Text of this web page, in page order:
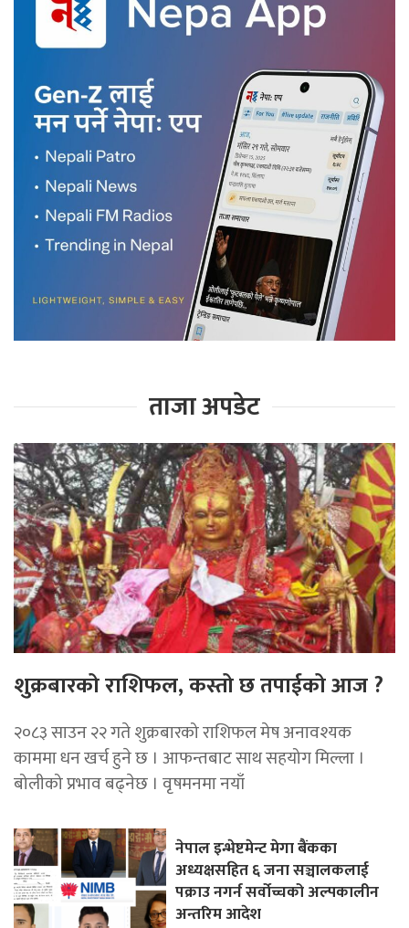
ताजा अपडेट
शुक्रबारको राशिफल, कस्तो छ तपाईको आज ?
२०८३ साउन २२ गते शुक्रबारको राशिफल मेष अनावश्यक
काममा धन खर्च हुने छ । आफन्तबाट साथ सहयोग मिल्ला ।
बोलीको प्रभाव बढ्नेछ । वृषमनमा नयाँ
नेपाल इन्भेष्टमेन्ट मेगा बैंकका
अध्यक्षसहित ६ जना सञ्चालकलाई
पक्राउ नगर्न सर्वोच्चको अल्पकालीन
अन्तरिम आदेश